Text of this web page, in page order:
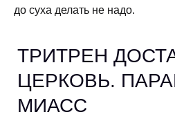
до суха делать не надо.
ТРИТРЕН
ЦЕРКОВЬ.
МИАСС